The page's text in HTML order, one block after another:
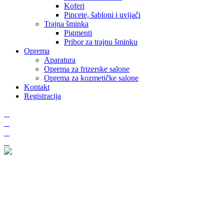
Koferi
Pincete, šabloni i uvijači
Trajna šminka
Pigmenti
Pribor za trajnu šminku
Oprema
Aparatura
Oprema za frizerske salone
Oprema za kozmetičke salone
Kontakt
Registracija